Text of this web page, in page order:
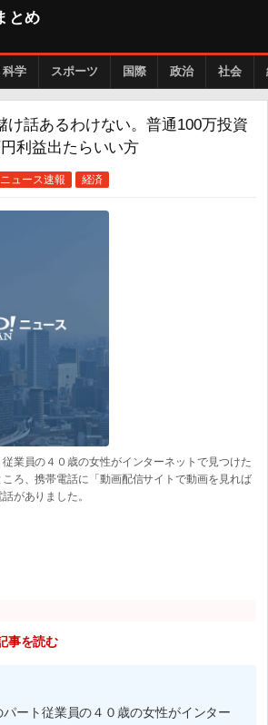
とめ
科学 スポーツ 国際 政治 社会
け話あるわけない。普通100万投資
利益出たらいい方
ニュース速報 経済
業員の４０歳の女性がインターネットで見つけた
ろ、携帯電話に「動画配信サイトで動画を見れば
がありました。
事を読む
ート従業員の４０歳の女性がインター